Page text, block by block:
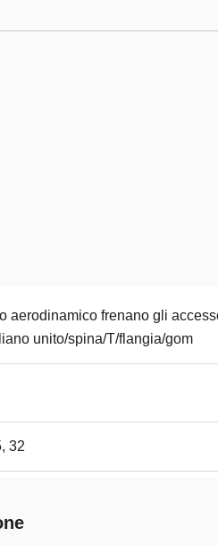
aerodinamico frenano gli
unito/spina/T/flangia/gom
32